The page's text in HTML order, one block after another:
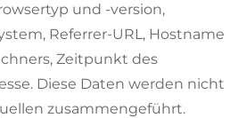
und -version,
Referrer-URL, Hostname
Zeitpunkt des
Diese Daten werden nicht
zusammengeführt.